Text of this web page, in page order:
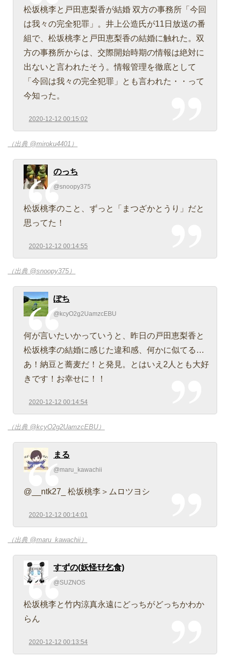
松坂桃李と戸田恵梨香が結婚 双方の事務所「今回
は我々の完全犯罪」。井上公造氏が11日放送の番
組で、松坂桃李と戸田恵梨香の結婚に触れた。双
方の事務所からは、交際開始時期の情報は絶対に
出ないと言われたそう。情報管理を徹底として
「今回は我々の完全犯罪」とも言われた・・って
今知った。
2020-12-12 00:15:02
（出典 @miroku4401）
のっち
@snoopy375
松坂桃李のこと、ずっと「まつざかとうり」だと
思ってた！
2020-12-12 00:14:55
（出典 @snoopy375）
ぽち
@kcyO2g2UamzcEBU
何が言いたいかっていうと、昨日の戸田恵梨香と
松坂桃李の結婚に感じた違和感、何かに似てる…
あ！納豆と蕎麦だ！と発見。とはいえ2人とも大好
きです！お幸せに！！
2020-12-12 00:14:54
（出典 @kcyO2g2UamzcEBU）
まる
@maru_kawachii
@__ntk27_ 松坂桃李＞ムロツヨシ
2020-12-12 00:14:01
（出典 @maru_kawachii）
すずの(妖怪ﾓﾁ乞食)
@SUZNOS
松坂桃李と竹内涼真永遠にどっちがどっちかわか
らん
2020-12-12 00:13:54